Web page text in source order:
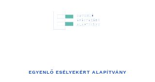
EGYENLŐ ESÉLYEKÉRT ALAPÍTVÁNY